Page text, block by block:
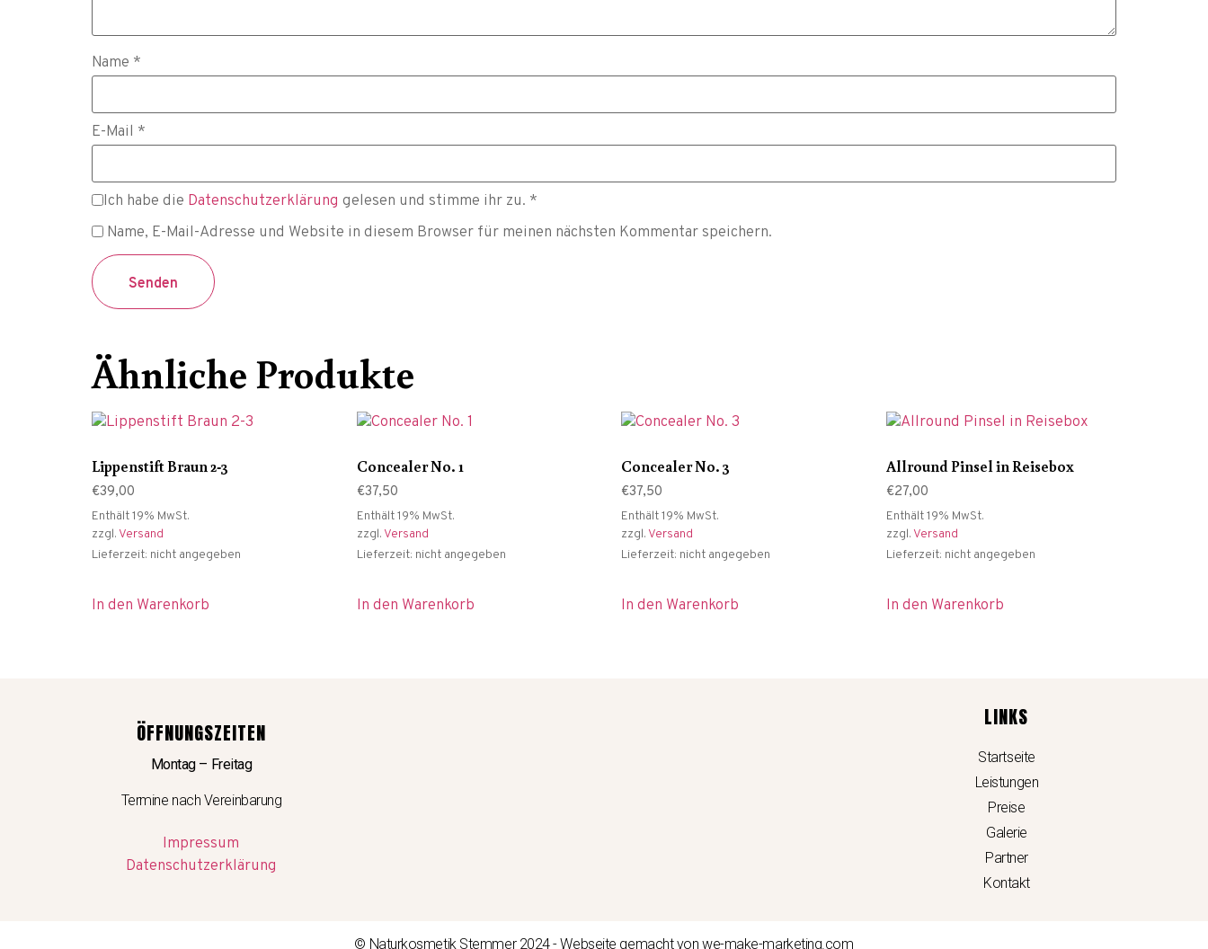
Name *
E-Mail *
Ich habe die Datenschutzerklärung gelesen und stimme ihr zu. *
Name, E-Mail-Adresse und Website in diesem Browser für meinen nächsten Kommentar speichern.
Ähnliche Produkte
Lippenstift Braun 2-3
€39,00
Enthält 19% MwSt.
zzgl. Versand
Lieferzeit: nicht angegeben
In den Warenkorb
Concealer No. 1
€37,50
Enthält 19% MwSt.
zzgl. Versand
Lieferzeit: nicht angegeben
In den Warenkorb
Concealer No. 3
€37,50
Enthält 19% MwSt.
zzgl. Versand
Lieferzeit: nicht angegeben
In den Warenkorb
Allround Pinsel in Reisebox
€27,00
Enthält 19% MwSt.
zzgl. Versand
Lieferzeit: nicht angegeben
In den Warenkorb
ÖFFNUNGSZEITEN
Montag – Freitag
Termine nach Vereinbarung
Impressum
Datenschutzerklärung
LINKS
Startseite
Leistungen
Preise
Galerie
Partner
Kontakt
© Naturkosmetik Stemmer 2024 - Webseite gemacht von we-make-marketing.com